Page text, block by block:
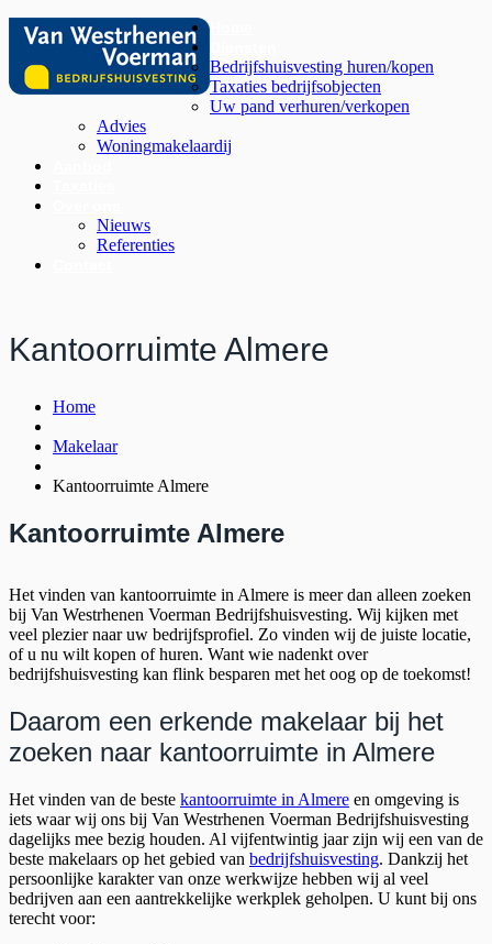
Bedrijfshuisvesting huren/kopen
Taxaties bedrijfsobjecten
Uw pand verhuren/verkopen
Advies
Woningmakelaardij
Nieuws
Referenties
Kantoorruimte Almere
Home
Makelaar
Kantoorruimte Almere
Kantoorruimte Almere
Het vinden van kantoorruimte in Almere is meer dan alleen zoeken
bij Van Westrhenen Voerman Bedrijfshuisvesting. Wij kijken met
veel plezier naar uw bedrijfsprofiel. Zo vinden wij de juiste locatie,
of u nu wilt kopen of huren. Want wie nadenkt over
bedrijfshuisvesting kan flink besparen met het oog op de toekomst!
Daarom een erkende makelaar bij het
zoeken naar kantoorruimte in Almere
Het vinden van de beste kantoorruimte in Almere en omgeving is
iets waar wij ons bij Van Westrhenen Voerman Bedrijfshuisvesting
dagelijks mee bezig houden. Al vijfentwintig jaar zijn wij een van de
beste makelaars op het gebied van bedrijfshuisvesting. Dankzij het
persoonlijke karakter van onze werkwijze hebben wij al veel
bedrijven aan een aantrekkelijke werkplek geholpen. U kunt bij ons
terecht voor: